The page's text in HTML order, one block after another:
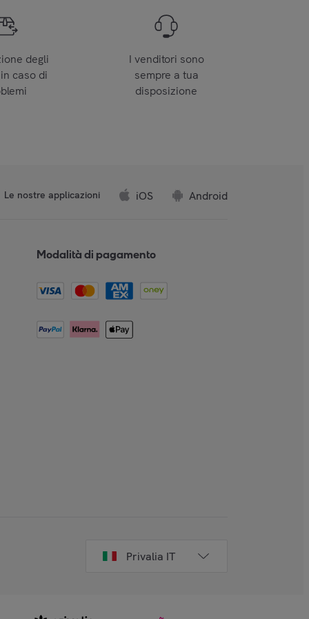
degli
caso di
I venditori sono
sempre a tua
disposizione
Le nostre applicazioni iOS Android
Modalità di pagamento
Privalia IT